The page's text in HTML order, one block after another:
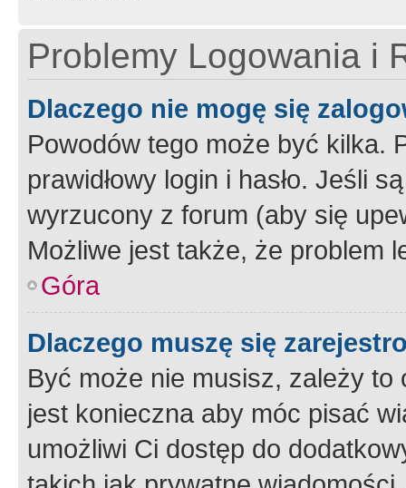
Problemy Logowania i
Dlaczego nie mogę się
Powodów tego może być kilka.
prawidłowy login i hasło. Jeśli
wyrzucony z forum (aby się
Możliwe jest także, że problem
Góra
Dlaczego muszę się
Być może nie musisz, zależy
jest konieczna aby móc pisać
umożliwi Ci dostęp do